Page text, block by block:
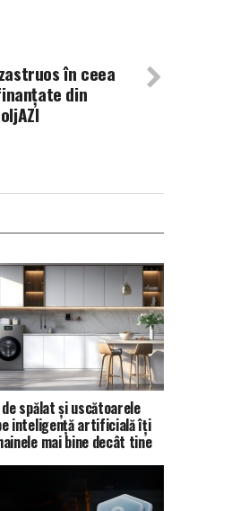
în ceea
din
spălat și uscătoarele
inteligență artificială îți
mai bine decât tine